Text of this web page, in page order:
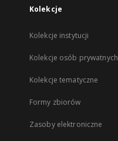
Kolekcje
Kolekcje instytucji
Kolekcje osób prywatnych
Kolekcje tematyczne
Formy zbiorów
Zasoby elektroniczne